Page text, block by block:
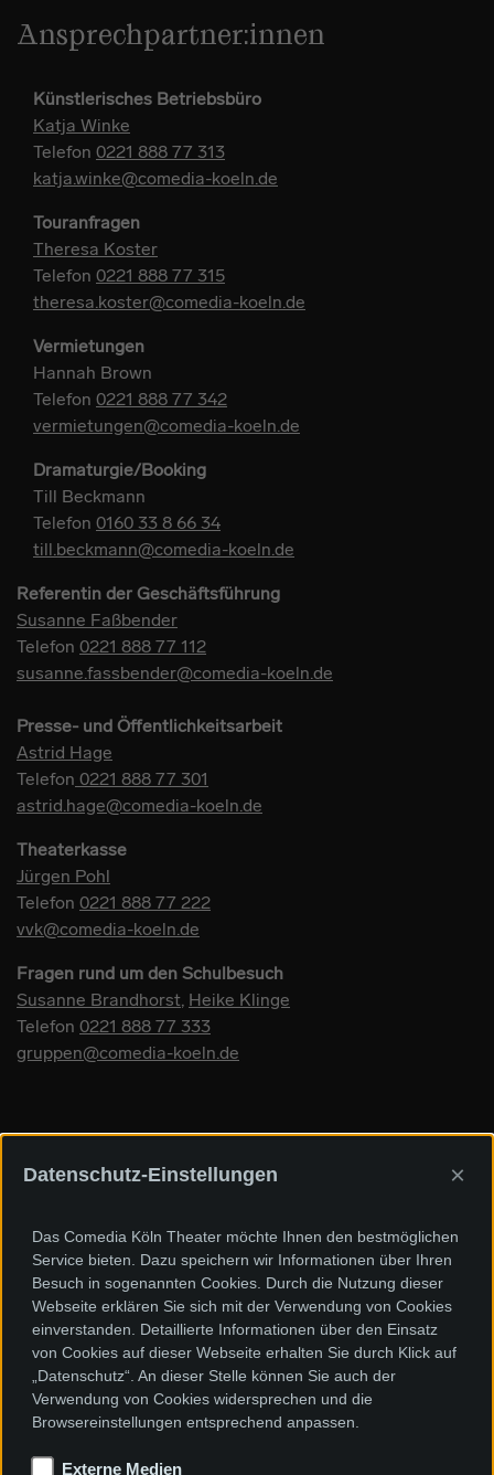
Ansprechpartner:innen
Künstlerisches Betriebsbüro
Katja Winke
Telefon 0221 888 77 313
katja.winke@comedia-koeln.de
Touranfragen
Theresa Koster
Telefon 0221 888 77 315
theresa.koster@comedia-koeln.de
Vermietungen
Hannah Brown
Telefon 0221 888 77 342
vermietungen@comedia-koeln.de
Dramaturgie/Booking
Till Beckmann
Telefon 0160 33 8 66 34
till.beckmann@comedia-koeln.de
Referentin der Geschäftsführung
Susanne Faßbender
Telefon 0221 888 77 112
susanne.fassbender@comedia-koeln.de
Presse- und Öffentlichkeitsarbeit
Astrid Hage
Telefon 0221 888 77 301
astrid.hage@comedia-koeln.de
Theaterkasse
Jürgen Pohl
Telefon 0221 888 77 222
vvk@comedia-koeln.de
Fragen rund um den Schulbesuch
Susanne Brandhorst Heike Klinge
Telefon 0221 888 77 333
gruppen@comedia-koeln.de
Sponsoren und Förderer
Datenschutz-Einstellungen ×
Das Comedia Köln Theater möchte Ihnen den bestmöglichen
Service bieten. Dazu speichern wir Informationen über Ihren
Besuch in sogenannten Cookies. Durch die Nutzung dieser
Webseite erklären Sie sich mit der Verwendung von Cookies
einverstanden. Detaillierte Informationen über den Einsatz
von Cookies auf dieser Webseite erhalten Sie durch Klick auf
„Datenschutz“. An dieser Stelle können Sie auch der
Verwendung von Cookies widersprechen und die
Browsereinstellungen entsprechend anpassen.
Externe Medien